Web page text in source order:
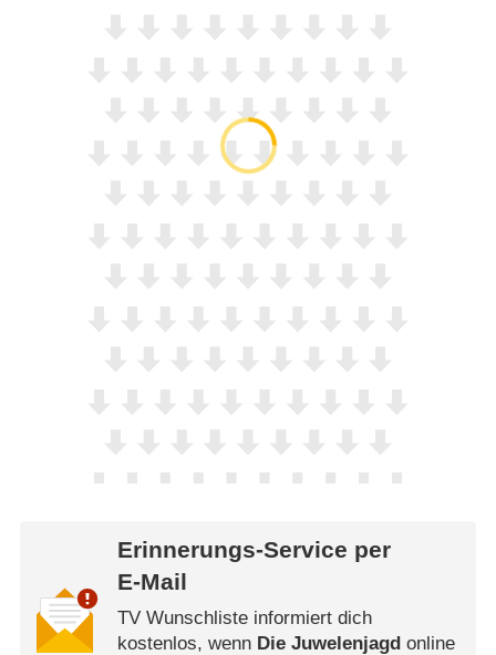
Erinnerungs-Service per
E-Mail
TV Wunschliste informiert dich
kostenlos, wenn Die Juwelenjagdonline